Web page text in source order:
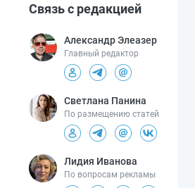
Связь с редакцией
Александр Элеазер
Главный редактор
Светлана Панина
По размещению статей
Лидия Иванова
По вопросам рекламы